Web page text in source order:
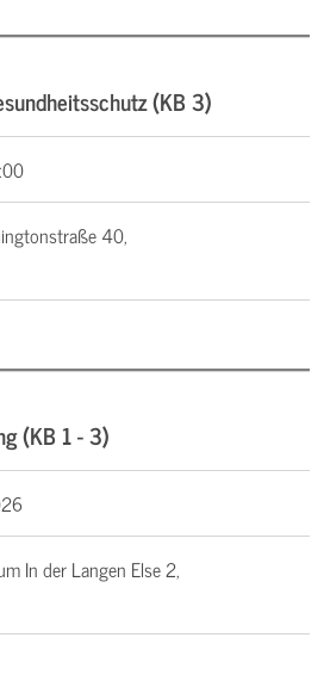
(KB 3)
40,
(KB 1 - 3)
In der Langen Else 2,